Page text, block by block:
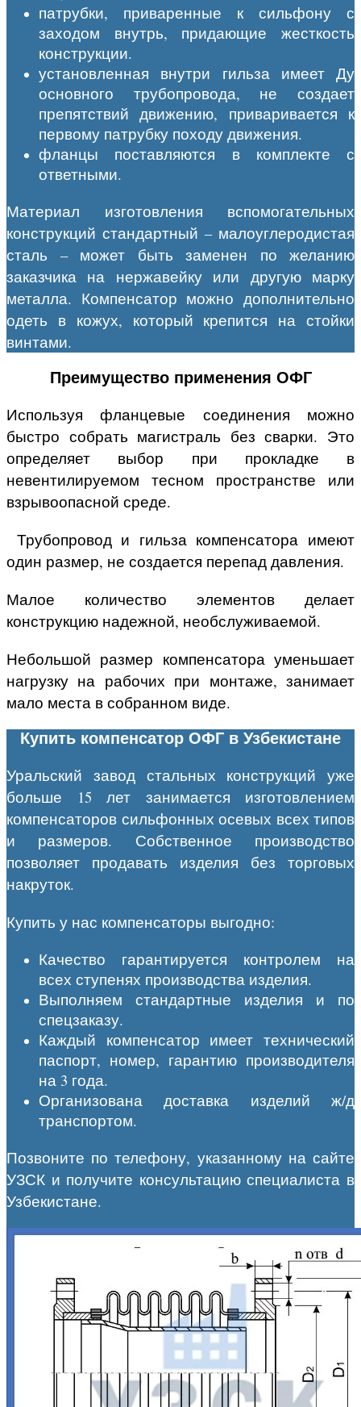
патрубки, приваренные к сильфону с
заходом внутрь, придающие жесткость
конструкции.
установленная внутри гильза имеет Ду
основного трубопровода, не создает
препятствий движению, приваривается к
первому патрубку походу движения.
фланцы поставляются в комплекте с
ответными.
Материал изготовления вспомогательных
конструкций стандартный – малоуглеродистая
сталь – может быть заменен по желанию
заказчика на нержавейку или другую марку
металла. Компенсатор можно дополнительно
одеть в кожух, который крепится на стойки
винтами.
Преимущество применения ОФГ
Используя фланцевые соединения можно
быстро собрать магистраль без сварки. Это
определяет выбор при прокладке в
невентилируемом тесном пространстве или
взрывоопасной среде.
Трубопровод и гильза компенсатора имеют
один размер, не создается перепад давления.
Малое количество элементов делает
конструкцию надежной, необслуживаемой.
Небольшой размер компенсатора уменьшает
нагрузку на рабочих при монтаже, занимает
мало места в собранном виде.
Купить компенсатор ОФГ в Узбекистане
Уральский завод стальных конструкций уже
больше 15 лет занимается изготовлением
компенсаторов сильфонных осевых всех типов
и размеров. Собственное производство
позволяет продавать изделия без торговых
накруток.
Купить у нас компенсаторы выгодно:
Качество гарантируется контролем на
всех ступенях производства изделия.
Выполняем стандартные изделия и по
спецзаказу.
Каждый компенсатор имеет технический
паспорт, номер, гарантию производителя
на 3 года.
Организована доставка изделий ж/д
транспортом.
Позвоните по телефону, указанному на сайте
УЗСК и получите консультацию специалиста в
Узбекистане.